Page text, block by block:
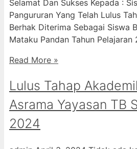
Selamat Dan Sukses Kepada :
Pangururan Yang Telah Lulus
Berhak Diterima Sebagai Siswa
Mataku Pandan Tahun
Read More »
Lulus Tahap
Asrama Yayasan TB
2024